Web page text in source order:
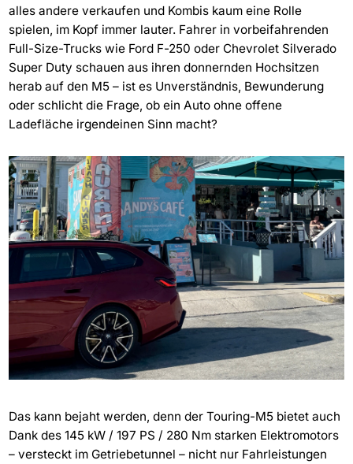
alles andere verkaufen und Kombis kaum eine Rolle
spielen, im Kopf immer lauter. Fahrer in vorbeifahrenden
Full-Size-Trucks wie Ford F-250 oder Chevrolet Silverado
Super Duty schauen aus ihren donnernden Hochsitzen
herab auf den M5 – ist es Unverständnis, Bewunderung
oder schlicht die Frage, ob ein Auto ohne offene
Ladefläche irgendeinen Sinn macht?
Das kann bejaht werden, denn der Touring-M5 bietet auch
Dank des 145 kW / 197 PS / 280 Nm starken Elektromotors
– versteckt im Getriebetunnel – nicht nur Fahrleistungen